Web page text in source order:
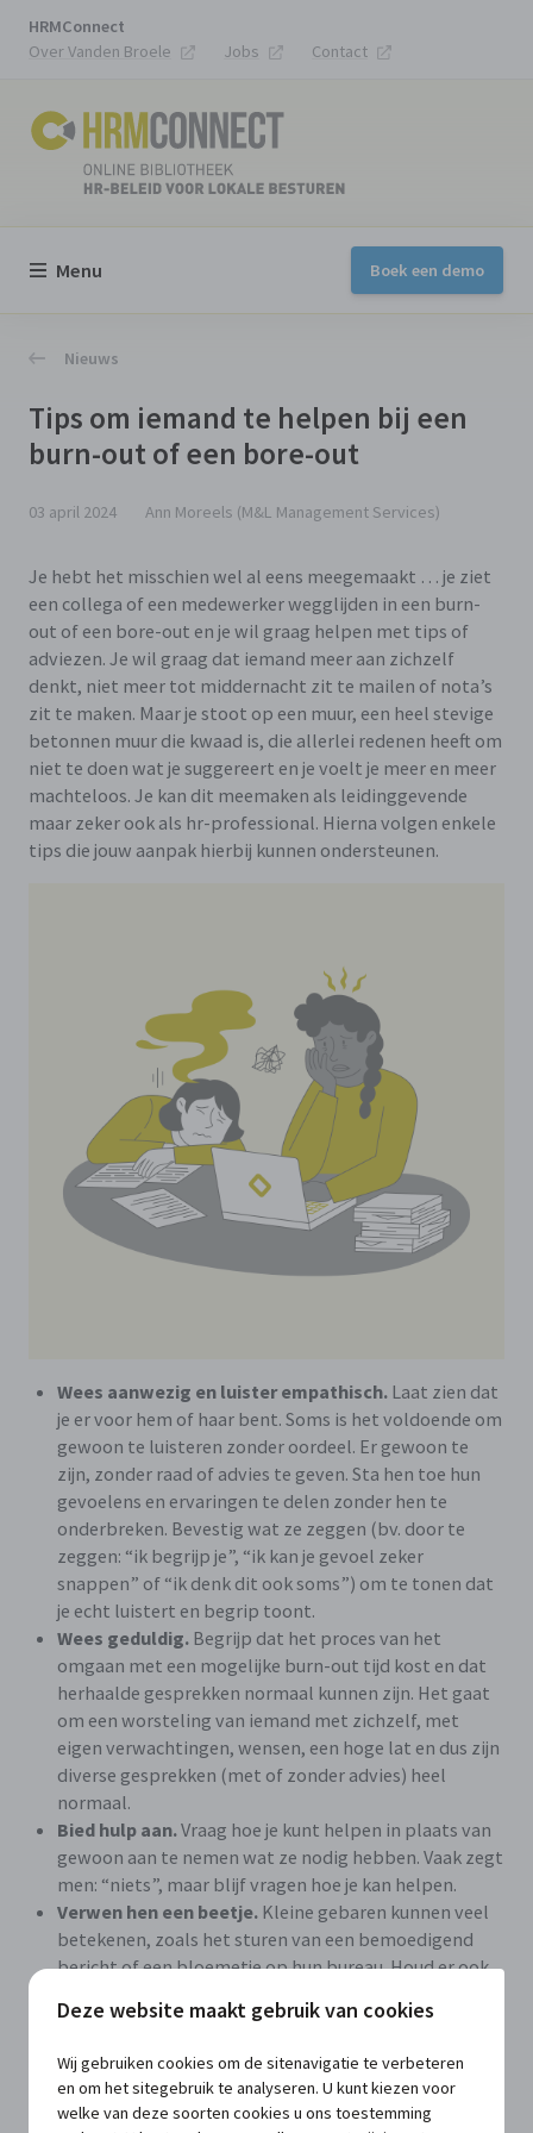
Deze website maakt gebruik van cookies
Wij gebruiken cookies om de sitenavigatie te verbeteren
en om het sitegebruik te analyseren. U kunt kiezen voor
welke van deze soorten cookies u ons toestemming
HRMConnect
Over Vanden Broele
Jobs Contact
Menu Boek een demo
Nieuws
Tips om iemand te helpen bij een
burn-out of een bore-out
03 april 2024 Ann Moreels (M&L Management Services)
Je hebt het misschien wel al eens meegemaakt … je ziet
een collega of een medewerker wegglijden in een burn-
out of een bore-out en je wil graag helpen met tips of
adviezen. Je wil graag dat iemand meer aan zichzelf
denkt, niet meer tot middernacht zit te mailen of nota’s
zit te maken. Maar je stoot op een muur, een heel stevige
betonnen muur die kwaad is, die allerlei redenen heeft om
niet te doen wat je suggereert en je voelt je meer en meer
machteloos. Je kan dit meemaken als leidinggevende
maar zeker ook als hr-professional. Hierna volgen enkele
tips die jouw aanpak hierbij kunnen ondersteunen.
Wees aanwezig en luister empathisch. Laat zien dat
je er voor hem of haar bent. Soms is het voldoende om
gewoon te luisteren zonder oordeel. Er gewoon te
zijn, zonder raad of advies te geven. Sta hen toe hun
gevoelens en ervaringen te delen zonder hen te
onderbreken. Bevestig wat ze zeggen (bv. door te
zeggen: “ik begrijp je”, “ik kan je gevoel zeker
snappen” of “ik denk dit ook soms”) om te tonen dat
je echt luistert en begrip toont.
Wees geduldig. Begrijp dat het proces van het
omgaan met een mogelijke burn-out tijd kost en dat
herhaalde gesprekken normaal kunnen zijn. Het gaat
om een worsteling van iemand met zichzelf, met
eigen verwachtingen, wensen, een hoge lat en dus zijn
diverse gesprekken (met of zonder advies) heel
normaal.
Bied hulp aan.Vraag hoe je kunt helpen in plaats van
gewoon aan te nemen wat ze nodig hebben. Vaak zegt
men: “niets”, maar blijf vragen hoe je kan helpen.
Verwen hen een beetje. Kleine gebaren kunnen veel
betekenen, zoals het sturen van een bemoedigend
bericht of een bloemetje op hun bureau. Houd er ook
zelfappreciatie en de negativiteit heel groot is, zo’n
maar diep van binnen wel. Zeker als men uit het dal
klimt, zal men die gebaren sterk appreciëren.